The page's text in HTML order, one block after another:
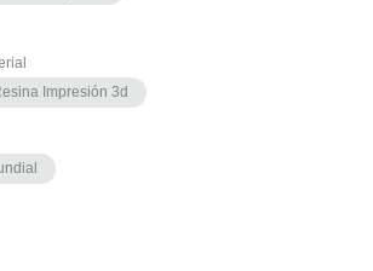
Impresión 3d